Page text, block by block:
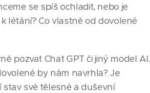
se spíš ochladit, nebo je
létání? Co vlastně od dovolené
pozvat Chat GPT či jiný model AI.
by nám navrhla? Je
své tělesné a duševní